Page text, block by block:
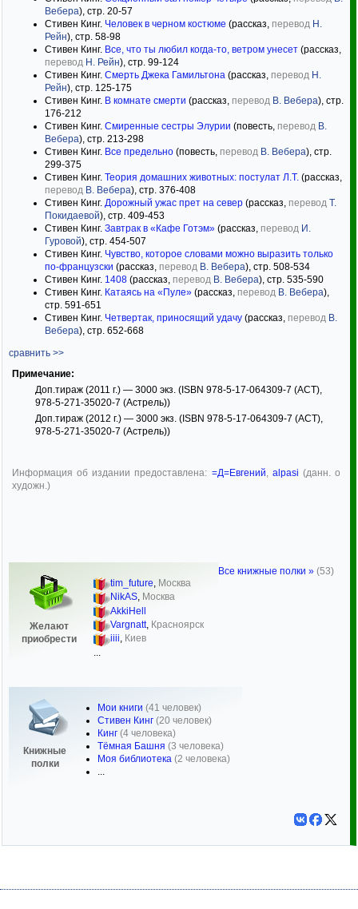
Вебера), стр. 20-57
Стивен Кинг. Человек в черном костюме (рассказ, перевод Н.
Рейн), стр. 58-98
Стивен Кинг. Все, что ты любил когда-то, ветром унесет (рассказ,
перевод Н. Рейн), стр. 99-124
Стивен Кинг. Смерть Джека Гамильтона (рассказ, перевод Н.
Рейн), стр. 125-175
Стивен Кинг. В комнате смерти (рассказ, перевод В. Вебера), стр.
176-212
Стивен Кинг. Смиренные сестры Элурии (повесть, перевод В.
Вебера), стр. 213-298
Стивен Кинг. Все предельно (повесть, перевод В. Вебера), стр.
299-375
Стивен Кинг. Теория домашних животных: постулат Л.Т. (рассказ,
перевод В. Вебера), стр. 376-408
Стивен Кинг. Дорожный ужас прет на север (рассказ, перевод Т.
Покидаевой), стр. 409-453
Стивен Кинг. Завтрак в «Кафе Готэм» (рассказ, перевод И.
Гуровой), стр. 454-507
Стивен Кинг. Чувство, которое словами можно выразить только
по-французски (рассказ, перевод В. Вебера), стр. 508-534
Стивен Кинг. 1408 (рассказ, перевод В. Вебера), стр. 535-590
Стивен Кинг. Катаясь на «Пуле» (рассказ, перевод В. Вебера),
стр. 591-651
Стивен Кинг. Четвертак, приносящий удачу (рассказ, перевод В.
Вебера), стр. 652-668
сравнить >>
Примечание:
Доп.тираж (2011 г.) — 3000 экз. (ISBN 978-5-17-064309-7 (АСТ),
978-5-271-35020-7 (Астрель))
Доп.тираж (2012 г.) — 3000 экз. (ISBN 978-5-17-064309-7 (АСТ),
978-5-271-35020-7 (Астрель))
Информация об издании предоставлена: =Д=Евгений, alpasi (данн. о
художн.)
Желают
приобрести
tim_future, Москва
NikAS, Москва
AkkiHell
Vargnatt, Красноярск
iiii, Киев
Книжные
полки
Мои книги (41 человек)
Стивен Кинг (20 человек)
Кинг (4 человека)
Тёмная Башня (3 человека)
Моя библиотека (2 человека)
...
Все книжные полки » (53)